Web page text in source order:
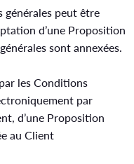
peut être
d’une Proposition
sont annexées.
les Conditions
par
d’une Proposition
au Client